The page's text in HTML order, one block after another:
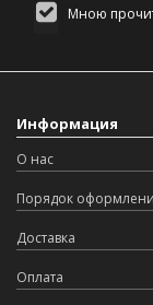
Мною
Информация
О нас
Порядок
Доставка
Оплата